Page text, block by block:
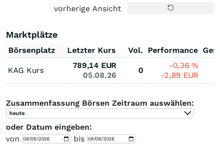
vorherige Ansicht
Marktplätze
Börsenplatz Letzter Kurs Vol. Performance
KAG Kurs
789,14 EUR
05.08.26
0
-0,36%
-2,89 EUR
Zusammenfassung Börsen Zeitraum auswählen:
heute
oder Datum eingeben:
von
bis